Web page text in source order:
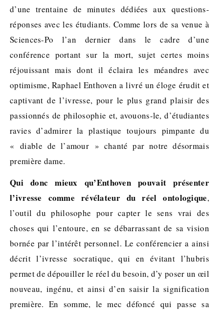
d’une trentaine de minutes dédiées aux questions-
réponses avec les étudiants. Comme lors de sa venue à
Sciences-Po l’an dernier dans le cadre d’une
conférence portant sur la mort, sujet certes moins
réjouissant mais dont il éclaira les méandres avec
optimisme, Raphael Enthoven a livré un éloge érudit et
captivant de l’ivresse, pour le plus grand plaisir des
passionnés de philosophie et, avouons-le, d’étudiantes
ravies d’admirer la plastique toujours pimpante du
« diable de l’amour » chanté par notre désormais
première dame.
Qui donc mieux qu’Enthoven pouvait présenter
l’ivresse comme révélateur du réel ontologique,
l’outil du philosophe pour capter le sens vrai des
choses qui l’entoure, en se débarrassant de sa vision
bornée par l’intérêt personnel. Le conférencier a ainsi
décrit l’ivresse socratique, qui en évitant l’hubris
permet de dépouiller le réel du besoin, d’y poser un œil
nouveau, ingénu, et ainsi d’en saisir la signification
première. En somme, le mec défoncé qui passe sa